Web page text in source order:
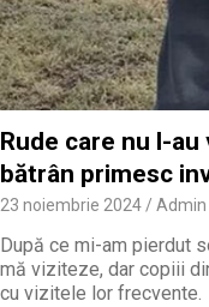
Rude care nu l-
bătrân primesc
23 noiembrie 2024 Admin
După ce mi-am pierdut
mă viziteze, dar copiii
cu vizitele lor frecvente.